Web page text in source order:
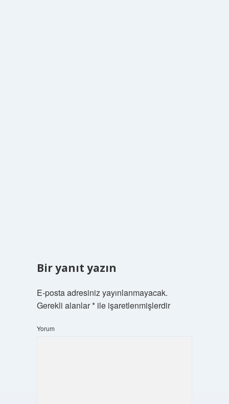
Bir yanıt yazın
E-posta adresiniz yayınlanmayacak.
Gerekli alanlar*ile işaretlenmişlerdir
Yorum